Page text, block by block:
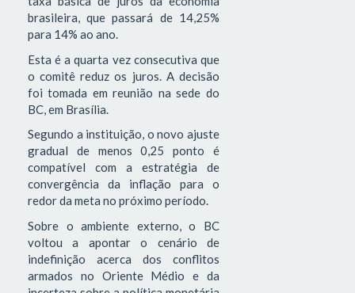
brasileira, que passará de 14,25%
para 14% ao ano.
Esta é a quarta vez consecutiva que
o comitê reduz os juros. A decisão
foi tomada em reunião na sede do
BC, em Brasília.
Segundo a instituição, o novo ajuste
gradual de menos 0,25 ponto é
compatível com a estratégia de
convergência da inflação para o
redor da meta no próximo período.
Sobre o ambiente externo, o BC
voltou a apontar o cenário de
indefinição acerca dos conflitos
armados no Oriente Médio e da